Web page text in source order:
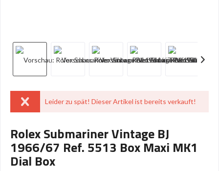
Leider zu spät! Dieser Artikel ist bereits verkauft!
Rolex Submariner Vintage BJ
1966/67 Ref. 5513 Box Maxi MK1
Dial Box